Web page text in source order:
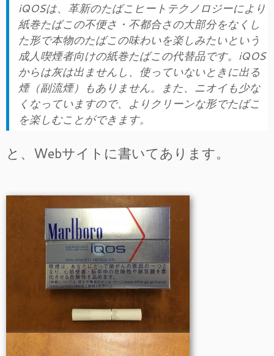
iQOSは、革新のたばこヒートテクノロジーにより
紙巻たばこの不便さ・不都合さの大部分をなくし
た形で本物のたばこの味わいを楽しみたいという
成人喫煙者向けの紙巻たばこの代替品です。iQOS
からは灰は出ませんし、使っていないときに出る
煙（副流煙）もありません。また、ニオイも少な
くなっていますので、よりクリーンな形でたばこ
を楽しむことができます。
と、Webサイトに書いてあります。